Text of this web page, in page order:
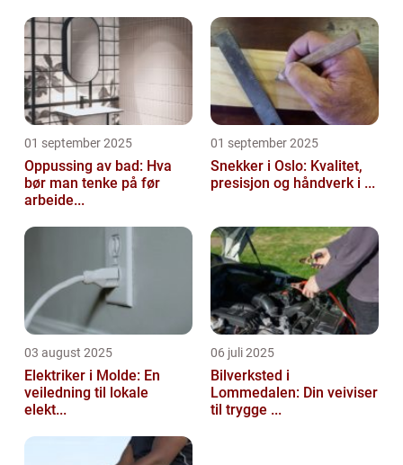
01 september 2025
Oppussing av bad: Hva
bør man tenke på før
arbeide...
01 september 2025
Snekker i Oslo: Kvalitet,
presisjon og håndverk i ...
03 august 2025
Elektriker i Molde: En
veiledning til lokale
elekt...
06 juli 2025
Bilverksted i
Lommedalen: Din veiviser
til trygge ...